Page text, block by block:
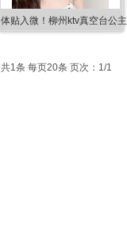
体贴入微！柳州ktv真空台公
共1条 每页20条 页次：1/1